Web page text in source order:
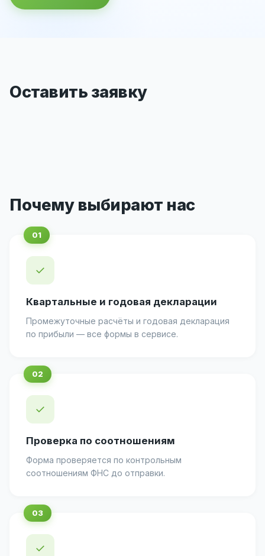
Оставить заявку
Почему выбирают нас
✓
Квартальные и годовая декларации
Промежуточные расчёты и годовая декларация
по прибыли — все формы в сервисе.
✓
Проверка по соотношениям
Форма проверяется по контрольным
соотношениям ФНС до отправки.
✓